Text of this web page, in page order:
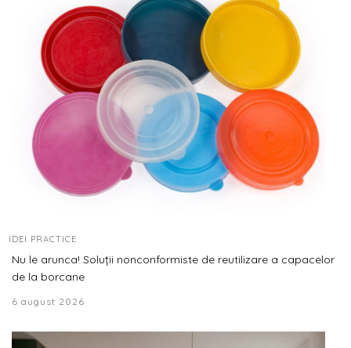
IDEI PRACTICE
Nu le arunca! Soluții nonconformiste de reutilizare a capacelor
de la borcane
6 august 2026